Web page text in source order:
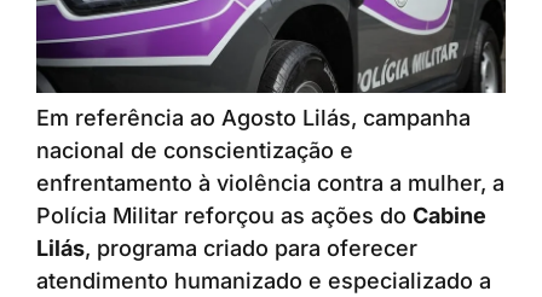
Em referência ao Agosto Lilás, campanha
nacional de conscientização e
enfrentamento à violência contra a mulher, a
Polícia Militar reforçou as ações do Cabine
Lilás, programa criado para oferecer
atendimento humanizado e especializado a